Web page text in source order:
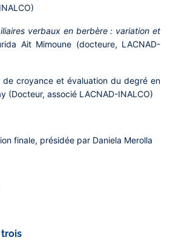
verbaux en berbère : variation et
Ait Mimoune (docteure, LACNAD-
de croyance et évaluation du degré en
(Docteur, associé LACNAD-INALCO)
finale, présidée par Daniela Merolla